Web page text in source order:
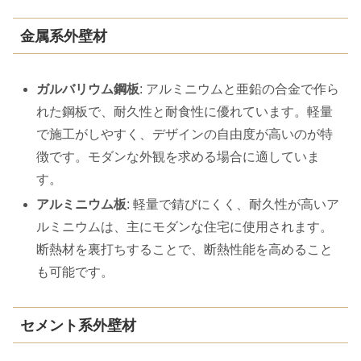
金属系外壁材
ガルバリウム鋼板: アルミニウムと亜鉛の合金で作ら
れた鋼板で、耐久性と耐食性に優れています。軽量
で施工がしやすく、デザインの自由度が高いのが特
徴です。モダンな外観を求める場合に適していま
す。
アルミニウム板: 軽量で錆びにくく、耐久性が高いア
ルミニウムは、主にモダンな住宅に使用されます。
断熱材を裏打ちすることで、断熱性能を高めること
も可能です。
セメント系外壁材